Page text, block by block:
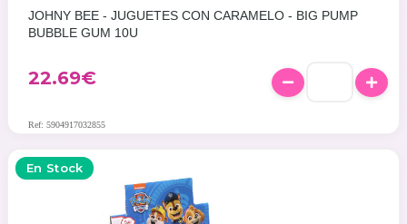
JOHNY BEE - JUGUETES CON CARAMELO - BIG PUMP
BUBBLE GUM 10U
22.69€
Ref: 5904917032855
En Stock